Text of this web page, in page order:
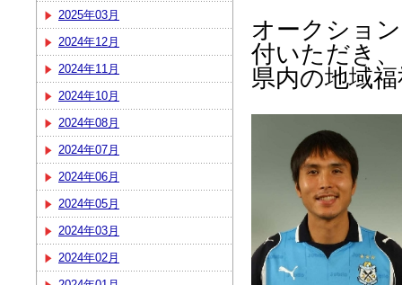
2025年03月
2024年12月
2024年11月
2024年10月
2024年08月
2024年07月
2024年06月
2024年05月
2024年03月
2024年02月
オークショ
付いただき、
県内の地域